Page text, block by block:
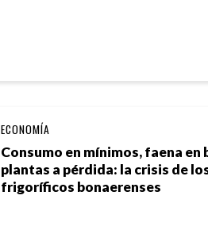
Consumo en mínimos, faena en
plantas a pérdida: la crisis de
frigoríficos bonaerenses
ECONOMÍA